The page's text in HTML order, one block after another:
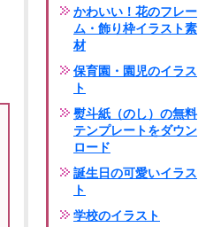
かわいい！花のフレー
ム・飾り枠イラスト素
材
保育園・園児のイラス
ト
熨斗紙（のし）の無料
テンプレートをダウン
ロード
誕生日の可愛いイラス
ト
学校のイラスト